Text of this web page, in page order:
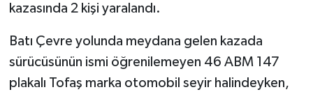
kazasında 2 kişi yaralandı.
Batı Çevre yolunda meydana gelen kazada
sürücüsünün ismi öğrenilemeyen 46 ABM 147
plakalı Tofaş marka otomobil seyir halindeyken,
Gayrimenkul
GENEL
GÜNDEM